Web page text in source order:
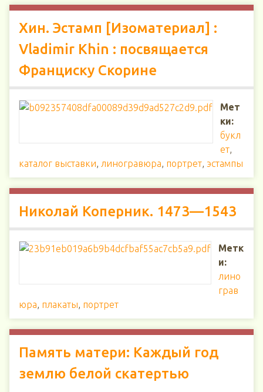
Хин. Эстамп [Изоматериал] :
Vladimir Khin : посвящается
Франциску Скорине
Мет
ки:
букл
ет,
каталог выставки, линогравюра, портрет, эстампы
Николай Коперник. 1473—1543
Метк
и:
лино
грав
юра, плакаты, портрет
Память матери: Каждый год
землю белой скатертью